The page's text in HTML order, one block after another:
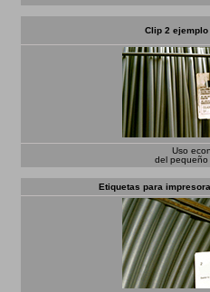
Clip 2
Uso
del pequeño
Etiquetas para